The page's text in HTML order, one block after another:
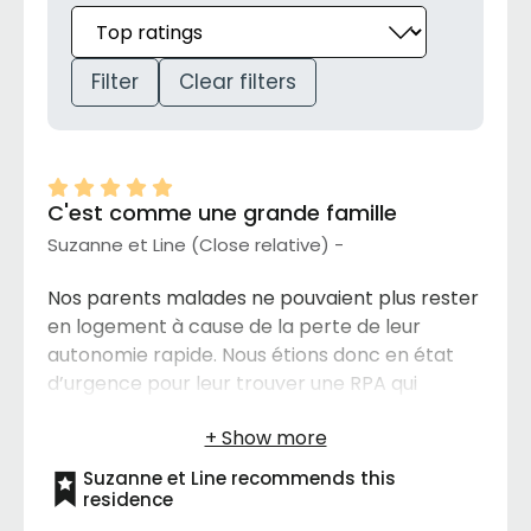
Filter Clear filters
C'est comme une grande famille
Suzanne et Line (Close relative) -
Nos parents malades ne pouvaient plus rester
en logement à cause de la perte de leur
autonomie rapide. Nous étions donc en état
d’urgence pour leur trouver une RPA qui
immédiatement. Heureusement la Villa Royale
de Berthier les a accueillis à bras ouvert et leur
a trouvé une chambre temporairement pour
Suzanne et Line recommends this
residence